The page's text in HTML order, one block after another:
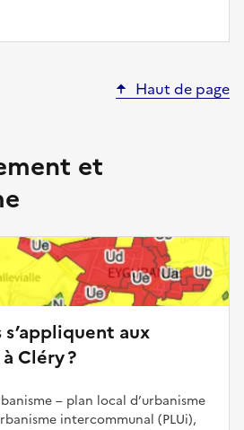
Haut de page
et
aux
Cléry ?
– plan local d’urbanisme
intercommunal (PLUi),